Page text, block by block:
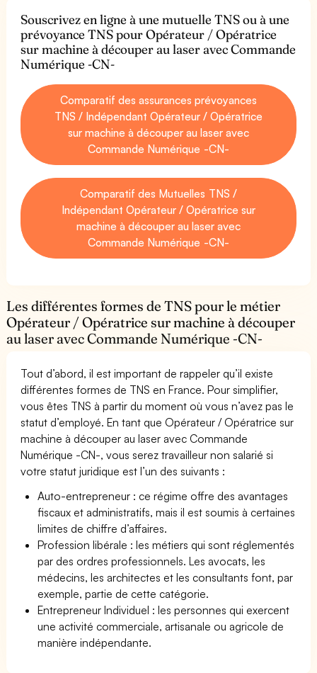
Souscrivez en ligne à une mutuelle TNS ou à une
prévoyance TNS pour Opérateur / Opératrice
sur machine à découper au laser avec Commande
Numérique -CN-
Comparatif des assurances prévoyances
TNS / Indépendant Opérateur / Opératrice
sur machine à découper au laser avec
Commande Numérique -CN-
Comparatif des Mutuelles TNS /
Indépendant Opérateur / Opératrice sur
machine à découper au laser avec
Commande Numérique -CN-
Les différentes formes de TNS pour le métier
Opérateur / Opératrice sur machine à découper
au laser avec Commande Numérique -CN-
Tout d’abord, il est important de rappeler qu’il existe
différentes formes de TNS en France. Pour simplifier,
vous êtes TNS à partir du moment où vous n’avez pas le
statut d’employé. En tant que Opérateur / Opératrice sur
machine à découper au laser avec Commande
Numérique -CN-, vous serez travailleur non salarié si
votre statut juridique est l’un des suivants :
Auto-entrepreneur : ce régime offre des avantages
fiscaux et administratifs, mais il est soumis à certaines
limites de chiffre d’affaires.
Profession libérale : les métiers qui sont réglementés
par des ordres professionnels. Les avocats, les
médecins, les architectes et les consultants font, par
exemple, partie de cette catégorie.
Entrepreneur Individuel : les personnes qui exercent
une activité commerciale, artisanale ou agricole de
manière indépendante.